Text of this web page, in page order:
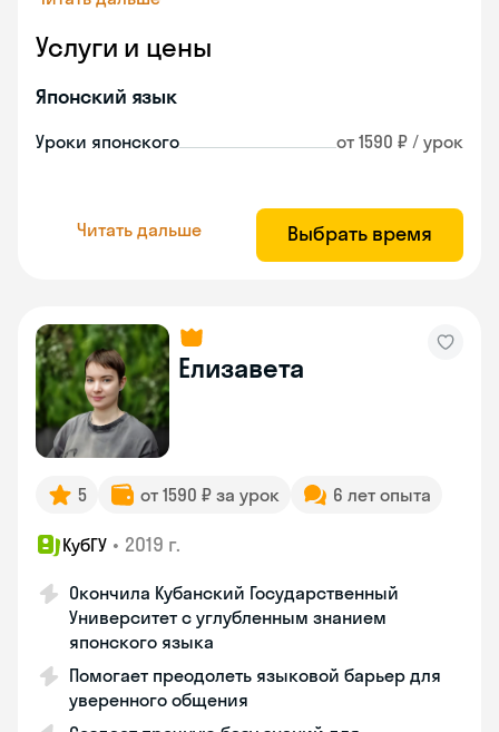
Услуги и цены
Японский язык
Уроки японского от 1590 ₽ / урок
Читать дальше Выбрать время
Елизавета
5 от 1590 ₽ за урок 6 лет опыта
КубГУ • 2019 г.
Окончила Кубанский Государственный
Университет с углубленным знанием
японского языка
Помогает преодолеть языковой барьер для
уверенного общения